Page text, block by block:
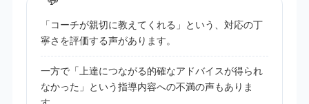
「コーチが親切に教えてくれる」という、対応の丁
寧さを評価する声があります。
一方で「上達につながる的確なアドバイスが得られ
なかった」という指導内容への不満の声もありま